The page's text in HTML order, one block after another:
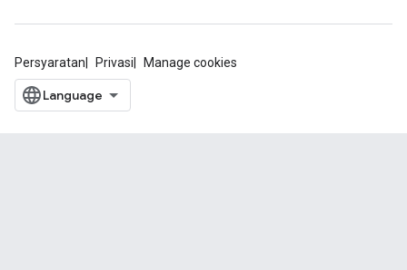
Persyaratan Privasi Manage cookies